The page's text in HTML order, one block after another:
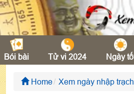
Bói bài Tử vi 2024 Ngày
Home Xem ngày nhập trạch